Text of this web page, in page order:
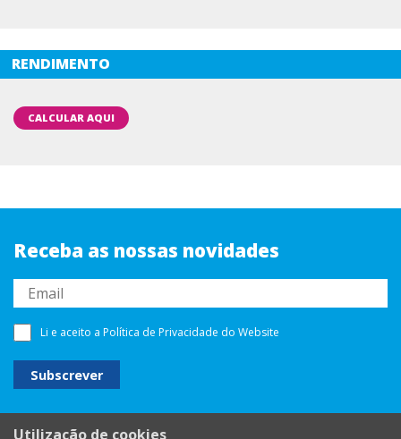
RENDIMENTO
CALCULAR AQUI
Receba as nossas novidades
Li e aceito a Política de Privacidade do Website
Utilização de cookies